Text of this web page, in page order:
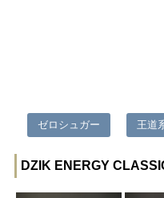
ゼロシュガー 王道
DZIK ENERGY